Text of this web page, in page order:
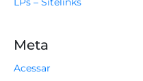
Meta
Acessar